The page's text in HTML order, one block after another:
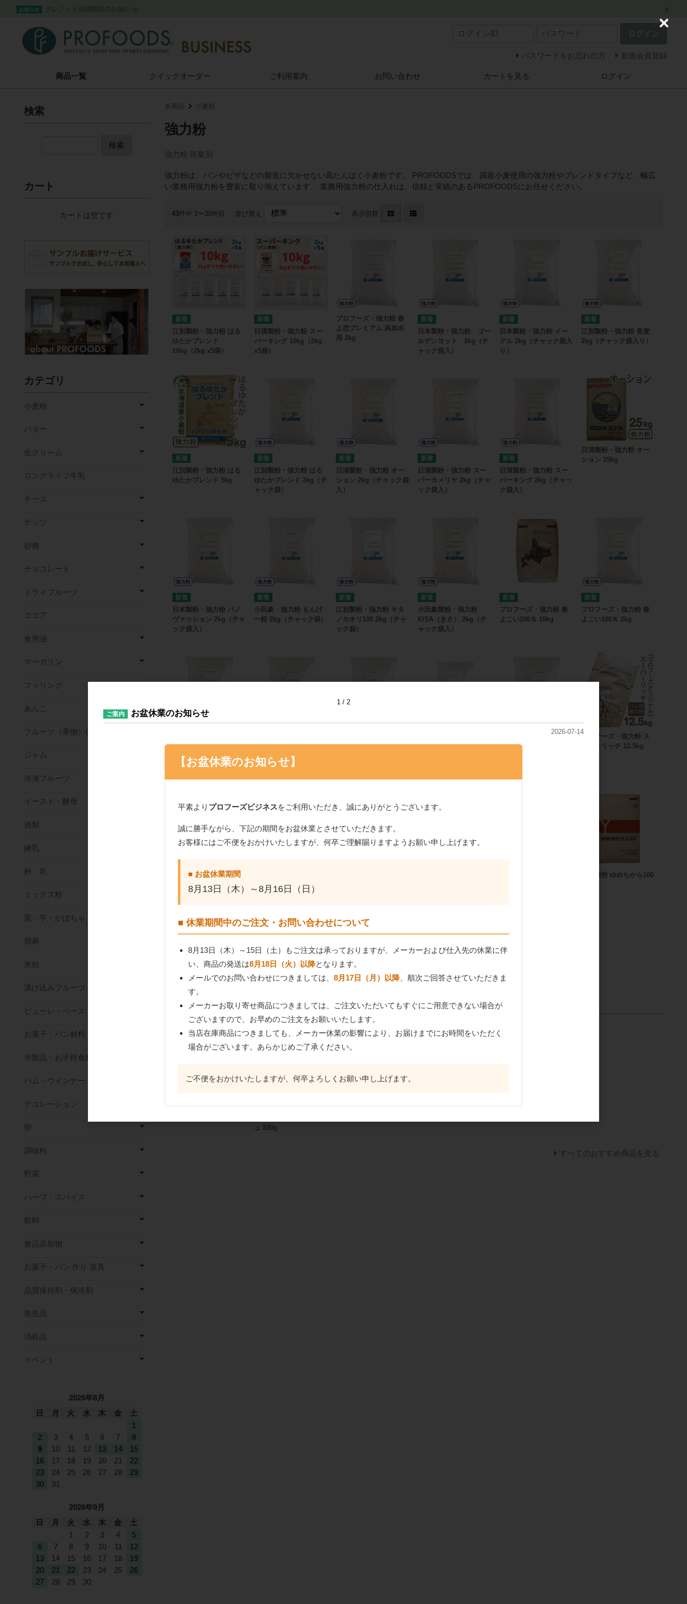
お知らせ クレジット決済開始のお知らせ
パスワードをお忘れの方 新規会員登録
商品一覧 クイック オーダー ご利用案内 お問い合わせ カートを見る ログイン
全商品 小麦粉
強力粉
強力粉 容量別
強力粉は、パンやピザなどの製造に欠かせない高たんぱく小麦粉です。 PROFOODSでは、国産小麦使用の強力粉やブレンドタイプなど、幅広
い業務用強力粉を豊富に取り揃えています。 業務用強力粉の仕入れは、信頼と実績のあるPROFOODSにお任せください。
43件中 1〜30件目 並び替え 表示切替
江別製粉・強力粉 はる
ゆたかブレンド
10kg（2kg x5袋）
日清製粉・強力粉 スー
パーキング 10kg（2kg
x5袋）
プロフーズ・強力粉 春
よ恋プレミアム 高加水
用 2kg
日本製粉・強力粉 ゴー
ルデンヨット 2kg（チ
ャック袋入）
日本製粉・強力粉 イー
グル 2kg（チャック袋入
り）
江別製粉・強力粉 香麦
2kg（チャック袋入り）
江別製粉・強力粉 はる
ゆたかブレンド 5kg
江別製粉・強力粉 はる
ゆたかブレンド 2kg（チ
ャック袋）
日清製粉・強力粉 オー
ション 2kg（チャック袋
入）
日清製粉・強力粉 スー
パーカメリヤ 2kg（チャ
ック袋入）
日清製粉・強力粉 スー
パーキング 2kg（チャッ
ク袋入）
日清製粉・強力粉 オー
ション 25kg
日本製粉・強力粉 パノ
ヴァッション 2kg（チャ
ック袋入）
小田象・強力粉 もんげ
ー粉 2kg（チャック袋）
江別製粉・強力粉 キタ
ノカオリ100 2kg（チャ
ック袋）
小田象製粉・強力粉
KISA（きさ） 2kg（チ
ャック袋入）
プロフーズ・強力粉 春
よこい100％ 10kg
プロフーズ・強力粉 春
よこい100％ 2kg
ァロン 2kg（チャック袋
入）
ちから100 2kg（チャッ
ク袋）
イプ55【1kg】（チャッ
プロフーズ・強力粉 ス
プロフーズ・強力粉 ス
ーパーリッチ 12.5kg
《江別製粉・強力粉》は
（チャック袋）
日清製粉・強力粉 カメ
江別製粉 ゆめちから100
おすすめ商品
雪印メグミルク レフレ
アリアケジャパン フォ
ュ 820g
ヒラタ 国産アップルプ
アリアケジャパン フォ
雪印 有塩バター 450g |
すべてのおすすめ商品を見る
検索
検索
カート
カートは空です
カテゴリ
小麦粉
バター
生クリーム
ロングライフ牛乳
チーズ
ナッツ
砂糖
チョコレート
ドライフルーツ
ココア
食用油
マーガリン
フィリング
あんこ
フルーツ（果物）缶詰
ジャム
冷凍フルーツ
イースト・酵母
酒類
練乳
粉 乳
ミックス粉
栗・芋・かぼちゃ
胡麻
米粉
漬け込みフルーツ
ピューレ・ペースト
お菓子・パン材料
半製品・お手軽食材
ハム・ウインナー
デコレーション
卵
調味料
野菜
ハーブ・スパイス
飲料
食品添加物
お菓子・パン 作り 道具
品質保持剤・保冷剤
衛生品
消耗品
イベント
2026年8月
日
月 火 水 木 金
土
1
2
3 4 5 6 7
8
9
10 11 12 13 14
15
16
17 18 19 20 21
22
23
24 25 26 27 28
29
30
31
2026年9月
日
月 火 水 木 金
土
1
2 3 4
5
6
7 8 9 10 11
12
13
14 15 16 17 18
19
20
21 22 23 24 25
26
27
28 29 30
1 2
ご案内 お盆休業のお知らせ
2026-07-14
【お盆休業のお知らせ】
平素より プロフーズビジネスをご利用いただき、誠にありがとうございます。
誠に勝手ながら、下記の期間をお盆休業とさせていただきます。
お客様にはご不便をおかけいたしますが、何卒ご理解賜りますようお願い申し上げます。
■ お盆休業期間
8月13日（木）～8月16日（日）
■ 休業期間中のご注文・お問い合わせについて
8月13日（木）～15日（土）もご注文は承っておりますが、メーカーおよび仕入先の休業に伴
い、商品の発送は8月18日（火）以降となります。
メールでのお問い合わせにつきましては、 8月17日（月）以降、順次ご回答させていただきま
す。
メーカーお取り寄せ商品につきましては、ご注文いただいてもすぐにご用意できない場合が
ございますので、お早めのご注文をお願いいたします。
当店在庫商品につきましても、メーカー休業の影響により、お届けまでにお時間をいただく
場合がございます。あらかじめご了承ください。
ご不便をおかけいたしますが、何卒よろしくお願い申し上げます。
C
s
e